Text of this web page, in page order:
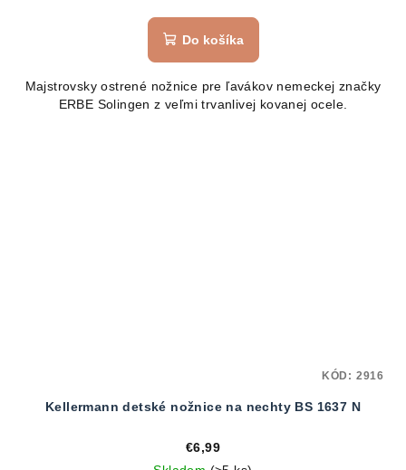
hodnotenie
produktu
z
5
Do košíka
Majstrovsky ostrené nožnice pre ľavákov nemeckej značky
ERBE Solingen z veľmi trvanlivej kovanej ocele.
Kellermann detské nožnice na nechty BS 1637 N
€6,99
KÓD: 2916